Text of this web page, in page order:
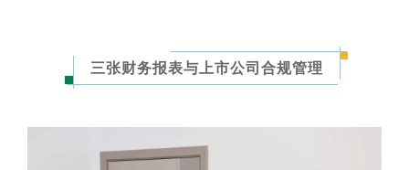
三张财务报表与上市公司合规管理